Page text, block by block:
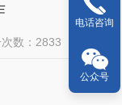
次数：2833
电话咨询
公众号